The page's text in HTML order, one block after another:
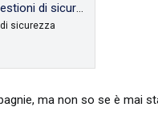
australiana
sicurezza
ma non so se è mai